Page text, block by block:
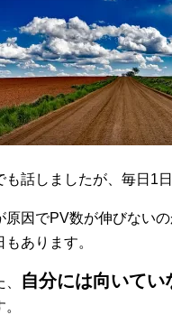
も話しましたが、毎日1
原因でPV数が伸びない
もあります。
自分には向いてい